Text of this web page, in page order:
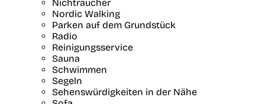
Nichtraucher
Nordic Walking
Parken auf dem Grundstück
Radio
Reinigungsservice
Sauna
Schwimmen
Segeln
Sehenswürdigkeiten in der Nähe